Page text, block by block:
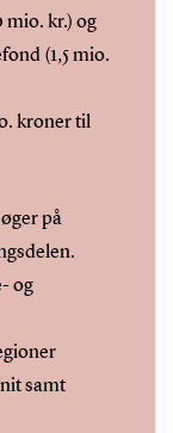
mio. kr.) og
(1,5 mio.
kroner til
på
og
samt